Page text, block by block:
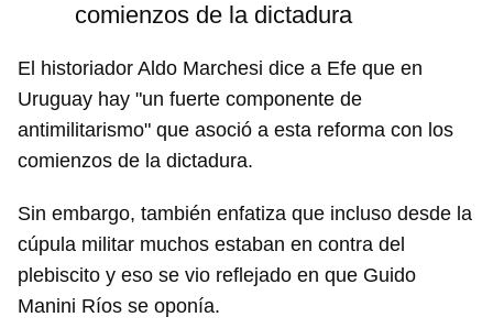
comienzos de la dictadura
El historiador Aldo Marchesi dice a Efe que en
Uruguay hay "un fuerte componente de
antimilitarismo" que asoció a esta reforma con los
comienzos de la dictadura.
Sin embargo, también enfatiza que incluso desde la
cúpula militar muchos estaban en contra del
plebiscito y eso se vio reflejado en que Guido
Manini Ríos se oponía.